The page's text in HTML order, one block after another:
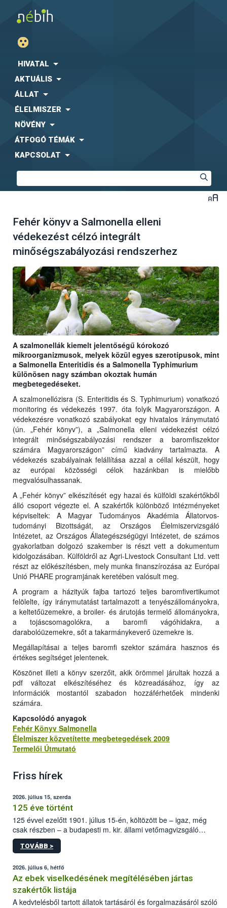
HIVATAL
AKTUÁLIS
ÁLLAT
ÉLELMISZER
NÖVÉNY
ÁTFOGÓ TÉMÁK
KAPCSOLAT
Fehér könyv a Salmonella elleni
védekezést célzó integrált
minőségszabályozási rendszerhez
A szalmonellák kiemelt jelentőségű kórokozó
mikroorganizmusok, melyek közül egyes szerotípusok, mint
a Salmonella Enteritidis és a Salmonella Typhimurium
különösen nagy számban okoztak humán
megbetegedéseket.
A szalmonellózisra (S. Enteritidis és S. Typhimurium) vonatkozó
monitoring és védekezés 1997. óta folyik Magyarországon. A
védekezésre vonatkozó szabályokat egy hivatalos iránymutató
(ún. „Fehér könyv”), a „Salmonella elleni védekezést célzó
integrált minőségszabályozási rendszer a baromfiszektor
számára Magyarországon” című kiadvány tartalmazta. A
védekezés szabályainak felállítása azzal a céllal készült, hogy
az európai közösségi célok hazánkban is mielőbb
megvalósulhassanak.
A „Fehér könyv” elkészítését egy hazai és külföldi szakértőkből
álló csoport végezte el. A szakértők különböző intézményeket
képviseltek: A Magyar Tudományos Akadémia Állatorvos-
tudományi Bizottságát, az Országos Élelmiszervizsgáló
Intézetet, az Országos Állategészségügyi Intézetet, de számos
gyakorlatban dolgozó szakember is részt vett a dokumentum
kidolgozásában. Külföldről az Agri-Livestock Consultant Ltd. vett
részt az előkészítésben, mely munka finanszírozása az Európai
Unió PHARE programjának keretében valósult meg.
A program a házityúk fajba tartozó teljes baromfivertikumot
felölelte, így iránymutatást tartalmazott a tenyészállományokra,
a keltetőüzemekre, a broiler- és árutojás termelő állományokra,
a tojáscsomagolókra, a baromfi vágóhidakra, a
darabolóüzemekre, sőt a takarmánykeverő üzemekre is.
Megállapításai a teljes baromfi szektor számára hasznos és
értékes segítséget jelentenek.
Köszönet illeti a könyv szerzőit, akik örömmel járultak hozzá a
pdf változat elkészítéséhez és közreadásához, így az
információk mostantól szabadon hozzáférhetőek mindenki
számára.
Kapcsolódó anyagok
Fehér Könyv Salmonella
Élelmiszer közvetítette megbetegedések 2009
Termelői Útmutató
Friss hírek
2026. július 15, szerda
125 éve történt
125 évvel ezelőtt 1901. július 15-én, költözött be – igaz, még
csak részben – a budapesti m. kir. állami vetőmagvizsgáló
állomás a Kis Rókus utca 15. szám alatti, Czigler Győző által
tervezett új épületébe.
TOVÁBB >
2026. július 6, hétfő
Az ebek viselkedésének megítélésében jártas
szakértők listája
A kedvtelésből tartott állatok tartásáról és forgalmazásáról szóló